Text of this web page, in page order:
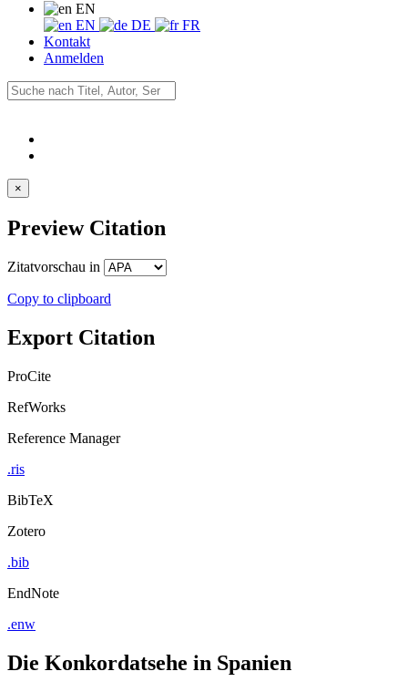
EN
EN
DE
FR
Kontakt
Anmelden
×
Preview Citation
Zitatvorschau in
Copy to clipboard
Export Citation
ProCite
RefWorks
Reference Manager
.ris
BibTeX
Zotero
.bib
EndNote
.enw
Die Konkordatsehe in Spanien